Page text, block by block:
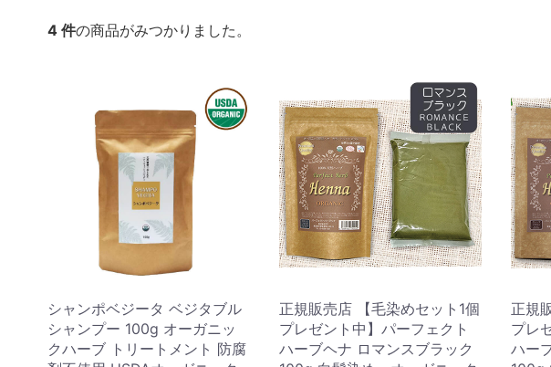
4 件の商品がみつかりました。
シャンポベジータ ベジタブル
シャンプー 100g オーガニッ
クハーブ トリートメント 防腐
正規販売店 【毛染めセット1個
プレゼント中】パーフェクト
ハーブヘナ ロマンスブラック
正規
プレ
ハー